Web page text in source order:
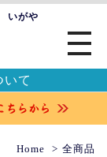
いがや
いて
Home 全商品